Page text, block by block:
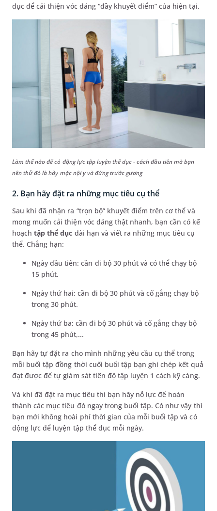
dục để cải thiện vóc dáng “đầy khuyết điểm” của hiện tại.
Làm thế nào để có động lực tập luyện thể dục - cách đầu tiên mà bạn
nên thử đó là hãy mặc nội y và đứng trước gương
2. Bạn hãy đặt ra những mục tiêu cụ thể
Sau khi đã nhận ra “trọn bộ” khuyết điểm trên cơ thể và
mong muốn cải thiện vóc dáng thật nhanh, bạn cần có kế
hoạchtập thể dục dài hạn và viết ra những mục tiêu cụ
thể. Chẳng hạn:
Ngày đầu tiên: cần đi bộ 30 phút và có thể chạy bộ
15 phút.
Ngày thứ hai: cần đi bộ 30 phút và cố gắng chạy bộ
trong 30 phút.
Ngày thứ ba: cần đi bộ 30 phút và cố gắng chạy bộ
trong 45 phút,...
Bạn hãy tự đặt ra cho mình những yêu cầu cụ thể trong
mỗi buổi tập đồng thời cuối buổi tập bạn ghi chép kết quả
đạt được để tự giám sát tiến độ tập luyện 1 cách kỹ càng.
Và khi đã đặt ra mục tiêu thì bạn hãy nỗ lực để hoàn
thành các mục tiêu đó ngay trong buổi tập. Có như vậy thì
bạn mới không hoài phí thời gian của mỗi buổi tập và có
động lực để luyện tập thể dục mỗi ngày.